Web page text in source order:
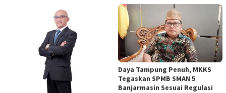
Daya Tampung Penuh, MKKS
Tegaskan SPMB SMAN 5
Banjarmasin Sesuai Regulasi